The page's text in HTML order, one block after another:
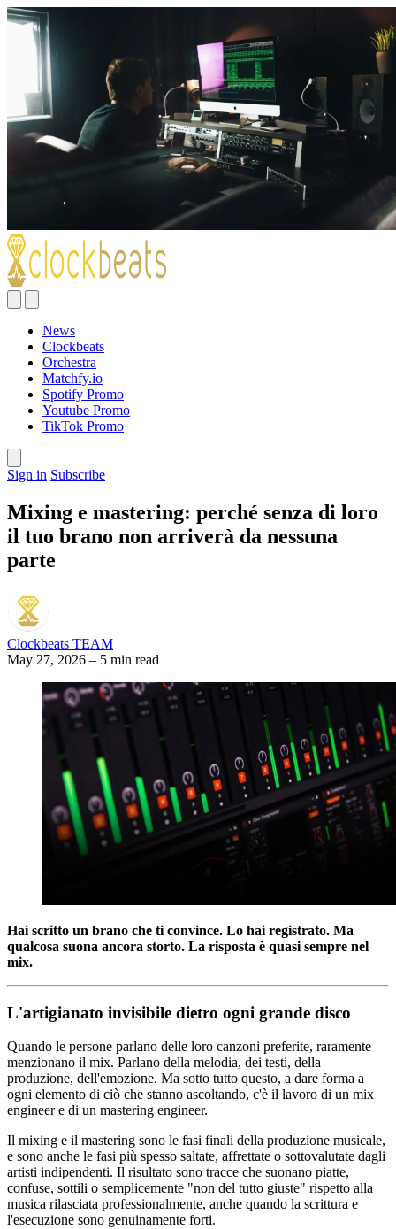
News
Clockbeats
Orchestra
Matchfy.io
Spotify Promo
Youtube Promo
TikTok Promo
Sign in Subscribe
Mixing e mastering: perché senza di loro
il tuo brano non arriverà da nessuna
parte
Clockbeats TEAM
May 27, 2026 – 5 min read
Hai scritto un brano che ti convince. Lo hai registrato. Ma
qualcosa suona ancora storto. La risposta è quasi sempre nel
mix.
L'artigianato invisibile dietro ogni grande disco
Quando le persone parlano delle loro canzoni preferite, raramente
menzionano il mix. Parlano della melodia, dei testi, della
produzione, dell'emozione. Ma sotto tutto questo, a dare forma a
ogni elemento di ciò che stanno ascoltando, c'è il lavoro di un mix
engineer e di un mastering engineer.
Il mixing e il mastering sono le fasi finali della produzione musicale,
e sono anche le fasi più spesso saltate, affrettate o sottovalutate dagli
artisti indipendenti. Il risultato sono tracce che suonano piatte,
confuse, sottili o semplicemente "non del tutto giuste" rispetto alla
musica rilasciata professionalmente, anche quando la scrittura e
l'esecuzione sono genuinamente forti.